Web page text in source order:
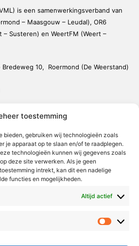
toestemming
bieden, gebruiken wij technologieën zoals
je apparaat op te slaan en/of te raadplegen.
technologieën kunnen wij gegevens zoals
deze site verwerken. Als je geen
intrekt, kan dit een nadelige
functies en mogelijkheden.
Altijd actief
is een samenwerkingsverband van
– Maasgouw – Leudal), OR6
– Susteren) en WeertFM (Weert –
10, Roermond (De Weerstand)